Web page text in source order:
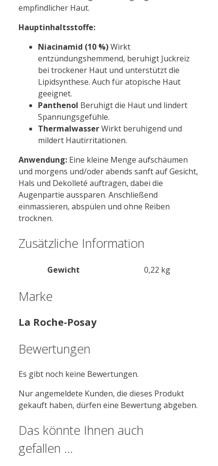
empfindlicher Haut.
Hauptinhaltsstoffe:
Niacinamid (10 %)Wirkt
entzündungshemmend, beruhigt Juckreiz
bei trockener Haut und unterstützt die
Lipidsynthese. Auch für atopische Haut
geeignet.
Panthenol Beruhigt die Haut und lindert
Spannungsgefühle.
ThermalwasserWirkt beruhigend und
mildert Hautirritationen.
Anwendung: Eine kleine Menge aufschäumen
und morgens und/oder abends sanft auf Gesicht,
Hals und Dekolleté auftragen, dabei die
Augenpartie aussparen. Anschließend
einmassieren, abspülen und ohne Reiben
trocknen.
Zusätzliche Information
Gewicht 0,22 kg
Marke
La Roche-Posay
Bewertungen
Es gibt noch keine Bewertungen.
Nur angemeldete Kunden, die dieses Produkt
gekauft haben, dürfen eine Bewertung abgeben.
Das könnte Ihnen auch
gefallen …